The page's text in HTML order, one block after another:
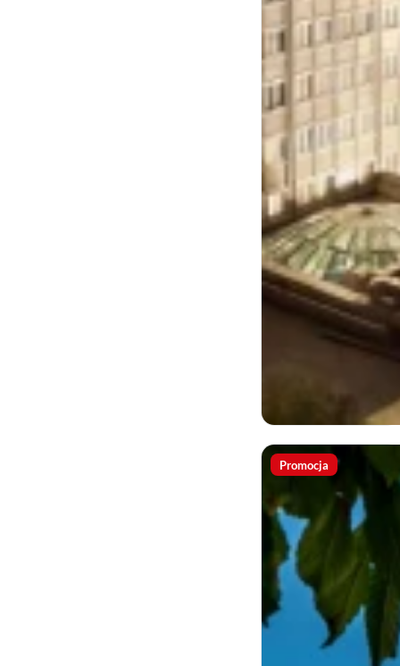
Promocja